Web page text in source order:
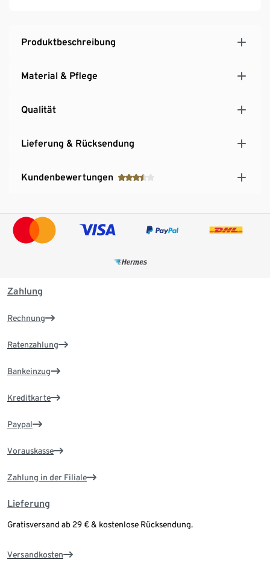
Produktbeschreibung
Material & Pflege
Qualität
Lieferung & Rücksendung
Kundenbewertungen
Zahlung
Rechnung
Ratenzahlung
Bankeinzug
Kreditkarte
Paypal
Vorauskasse
Zahlung in der Filiale
Lieferung
Gratisversand ab 29 € & kostenlose Rücksendung.
Versandkosten